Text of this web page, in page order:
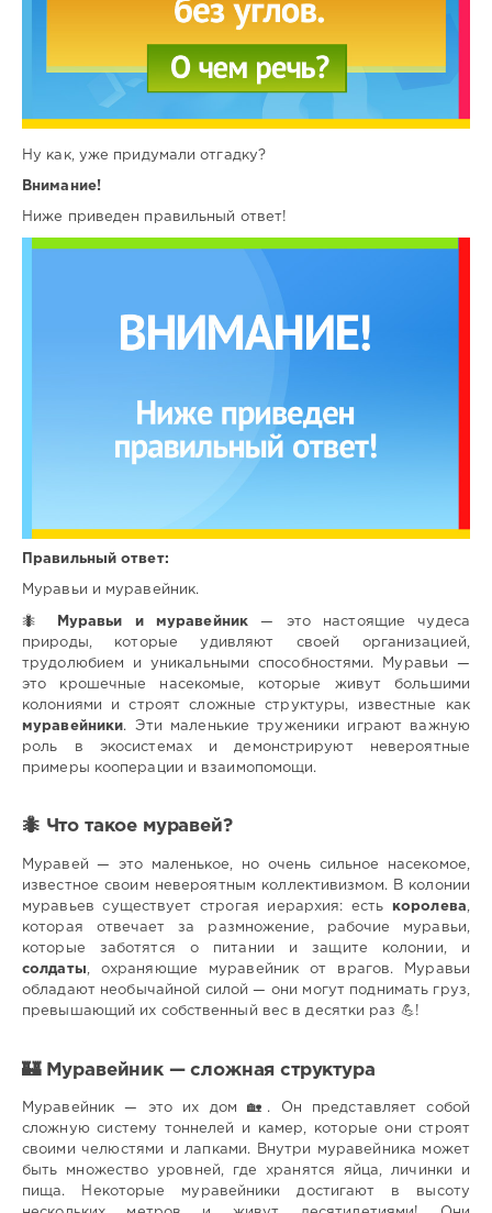
Ну как, уже придумали отгадку?
Внимание!
Ниже приведен правильный ответ!
Правильный ответ:
Муравьи и муравейник.
🐜 Муравьи и муравейник— это настоящие чудеса
природы, которые удивляют своей организацией,
трудолюбием и уникальными способностями. Муравьи —
это крошечные насекомые, которые живут большими
колониями и строят сложные структуры, известные как
муравейники. Эти маленькие труженики играют важную
роль в экосистемах и демонстрируют невероятные
примеры кооперации и взаимопомощи.
🐜 Что такое муравей?
Муравей — это маленькое, но очень сильное насекомое,
известное своим невероятным коллективизмом. В колонии
муравьев существует строгая иерархия: есть королева
которая отвечает за размножение, рабочие муравьи,
которые заботятся о питании и защите колонии, и
солдаты , охраняющие муравейник от врагов. Муравьи
обладают необычайной силой — они могут поднимать груз,
превышающий их собственный вес в десятки раз 💪!
🏰 Муравейник — сложная структура
Муравейник — это их дом 🏡. Он представляет собой
сложную систему тоннелей и камер, которые они строят
своими челюстями и лапками. Внутри муравейника может
быть множество уровней, где хранятся яйца, личинки и
пища. Некоторые муравейники достигают в высоту